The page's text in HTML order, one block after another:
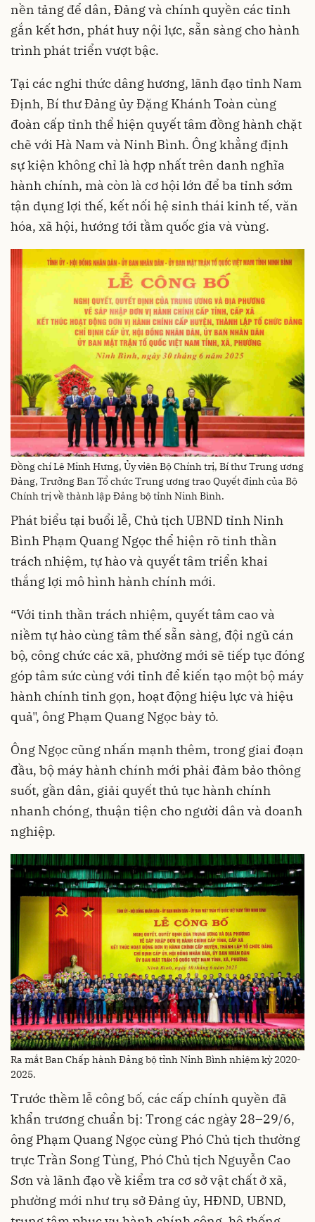
nền tảng để dân, Đảng và chính quyền các tỉnh
gắn kết hơn, phát huy nội lực, sẵn sàng cho hành
trình phát triển vượt bậc.
Tại các nghi thức dâng hương, lãnh đạo tỉnh Nam
Định, Bí thư Đảng ủy Đặng Khánh Toàn cùng
đoàn cấp tỉnh thể hiện quyết tâm đồng hành chặt
chẽ với Hà Nam và Ninh Bình. Ông khẳng định
sự kiện không chỉ là hợp nhất trên danh nghĩa
hành chính, mà còn là cơ hội lớn để ba tỉnh sớm
tận dụng lợi thế, kết nối hệ sinh thái kinh tế, văn
hóa, xã hội, hướng tới tầm quốc gia và vùng.
Đồng chí Lê Minh Hưng, Ủy viên Bộ Chính trị, Bí thư Trung ương
Đảng, Trưởng Ban Tổ chức Trung ương trao Quyết định của Bộ
Chính trị về thành lập Đảng bộ tỉnh Ninh Bình.
Phát biểu tại buổi lễ, Chủ tịch UBND tỉnh Ninh
Bình Phạm Quang Ngọc thể hiện rõ tinh thần
trách nhiệm, tự hào và quyết tâm triển khai
thắng lợi mô hình hành chính mới.
“Với tinh thần trách nhiệm, quyết tâm cao và
niềm tự hào cùng tâm thế sẵn sàng, đội ngũ cán
bộ, công chức các xã, phường mới sẽ tiếp tục đóng
góp tâm sức cùng với tỉnh để kiến tạo một bộ máy
hành chính tinh gọn, hoạt động hiệu lực và hiệu
quả", ông Phạm Quang Ngọc bày tỏ.
Ông Ngọc cũng nhấn mạnh thêm, trong giai đoạn
đầu, bộ máy hành chính mới phải đảm bảo thông
suốt, gần dân, giải quyết thủ tục hành chính
nhanh chóng, thuận tiện cho người dân và doanh
nghiệp.
Ra mắt Ban Chấp hành Đảng bộ tỉnh Ninh Bình nhiệm kỳ 2020-
2025.
Trước thềm lễ công bố, các cấp chính quyền đã
khẩn trương chuẩn bị: Trong các ngày 28–29/6,
ông Phạm Quang Ngọc cùng Phó Chủ tịch thường
trực Trần Song Tùng, Phó Chủ tịch Nguyễn Cao
Sơn và lãnh đạo về kiểm tra cơ sở vật chất ở xã,
phường mới như trụ sở Đảng ủy, HĐND, UBND,